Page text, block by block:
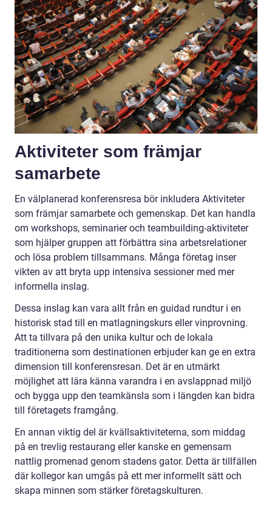
Aktiviteter som främjar
samarbete
En välplanerad konferensresa bör inkludera Aktiviteter
som främjar samarbete och gemenskap. Det kan handla
om workshops, seminarier och teambuilding-aktiviteter
som hjälper gruppen att förbättra sina arbetsrelationer
och lösa problem tillsammans. Många företag inser
vikten av att bryta upp intensiva sessioner med mer
informella inslag.
Dessa inslag kan vara allt från en guidad rundtur i en
historisk stad till en matlagningskurs eller vinprovning.
Att ta tillvara på den unika kultur och de lokala
traditionerna som destinationen erbjuder kan ge en extra
dimension till konferensresan. Det är en utmärkt
möjlighet att lära känna varandra i en avslappnad miljö
och bygga upp den teamkänsla som i längden kan bidra
till företagets framgång.
En annan viktig del är kvällsaktiviteterna, som middag
på en trevlig restaurang eller kanske en gemensam
nattlig promenad genom stadens gator. Detta är tillfällen
där kollegor kan umgås på ett mer informellt sätt och
skapa minnen som stärker företagskulturen.